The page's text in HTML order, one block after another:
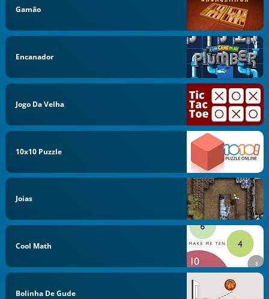
Gamão
Encanador
Jogo Da Velha
10x10 Puzzle
Joias
Cool Math
Bolinha De Gude